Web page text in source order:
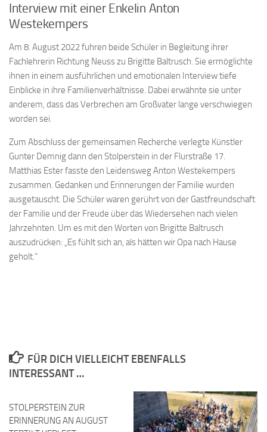
Interview mit einer Enkelin Anton
Westekempers
Am 8. August 2022 fuhren beide Schüler in Begleitung ihrer
Fachlehrerin Richtung Neuss zu Brigitte Baltrusch. Sie ermöglichte
ihnen in einem ausführlichen und emotionalen Interview tiefe
Einblicke in ihre Familienverhältnisse. Dabei erwähnte sie unter
anderem, dass das Verbrechen am Großvater lange verschwiegen
worden sei.
Zum Abschluss der gemeinsamen Recherche verlegte Künstler
Gunter Demnig dann den Stolperstein in der Flurstraße 17.
Matthias Ester fasste den Leidensweg Anton Westekempers
zusammen. Gedanken und Erinnerungen der Familie wurden
ausgetauscht. Die Schüler waren gerührt von der Gastfreundschaft
der Familie und der Freude über das Wiedersehen nach vielen
Jahrzehnten. Um es mit den Worten von Brigitte Baltrusch
auszudrücken: „Es fühlt sich an, als hätten wir Opa nach Hause
geholt.“
FÜR DICH VIELLEICHT EBENFALLS
INTERESSANT …
STOLPERSTEIN ZUR
ERINNERUNG AN AUGUST